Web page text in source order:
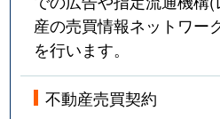
産の売買情報ネットワー
を行います。
不動産売買契約